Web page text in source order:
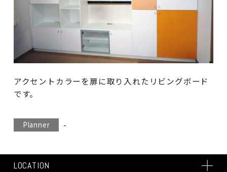
アクセントカラーを扉に取り入れたリビングボード
です。
Planner -
LOCATION